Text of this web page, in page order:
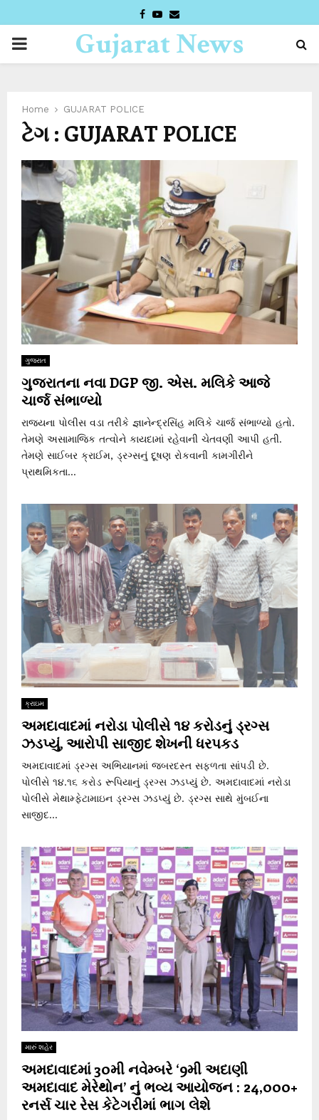
FACEBOOK
YOUTUBE
EMAIL
PRIMARYGujarat News
Home GUJARAT POLICE
ટેગ : GUJARAT POLICE
ગુજરાત
ગુજરાતના નવા DGP જી. એસ. મલિકે આજે
ચાર્જ સંભાળ્યો
રાજ્યના પોલીસ વડા તરીકે જ્ઞાનેન્દ્રસિંહ મલિકે ચાર્જ સંભાળ્યો હતો.
તેમણે અસામાજિક તત્વોને કાયદામાં રહેવાની ચેતવણી આપી હતી.
તેમણે સાઈબર ક્રાઈમ, ડ્રગ્સનું દૂષણ રોકવાની કામગીરીને
પ્રાથમિકતા...
ક્રાઇમ
અમદાવાદમાં નરોડા પોલીસે ૧૪ કરોડનું ડ્રગ્સ
ઝડપ્યું, આરોપી સાજીદ શેખની ધરપકડ
અમદાવાદમાં ડ્રગ્સ અભિયાનમાં જબરદસ્ત સફળતા સાંપડી છે.
પોલીસે ૧૪.૧૬ કરોડ રૂપિયાનું ડ્રગ્સ ઝડપ્યું છે. અમદાવાદમાં નરોડા
પોલીસે મેથામ્ફેટામાઇન ડ્રગ્સ ઝડપ્યું છે. ડ્રગ્સ સાથે મુંબઈના
સાજીદ...
મારું શહેર
અમદાવાદમાં 30મી નવેમ્બરે ‘9મી અદાણી
અમદાવાદ મેરેથોન’ નું ભવ્ય આયોજન : 24,000+
રનર્સ ચાર રેસ કેટેગરીમાં ભાગ લેશે